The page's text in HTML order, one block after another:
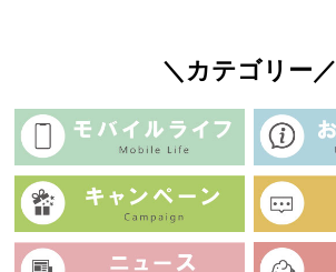
＼カテゴリー／